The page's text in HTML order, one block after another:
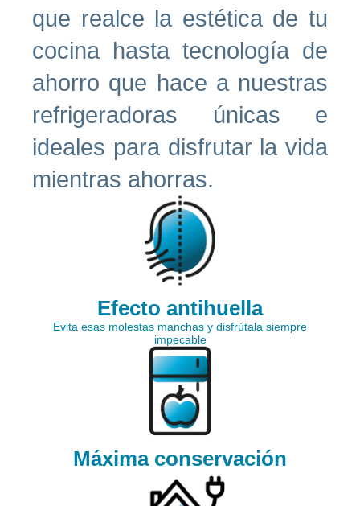
que realce la estética de tu
cocina hasta tecnología de
ahorro que hace a nuestras
refrigeradoras únicas e
ideales para disfrutar la vida
mientras ahorras.
Efecto antihuella
Evita esas molestas manchas y disfrútala siempre
impecable
Máxima conservación